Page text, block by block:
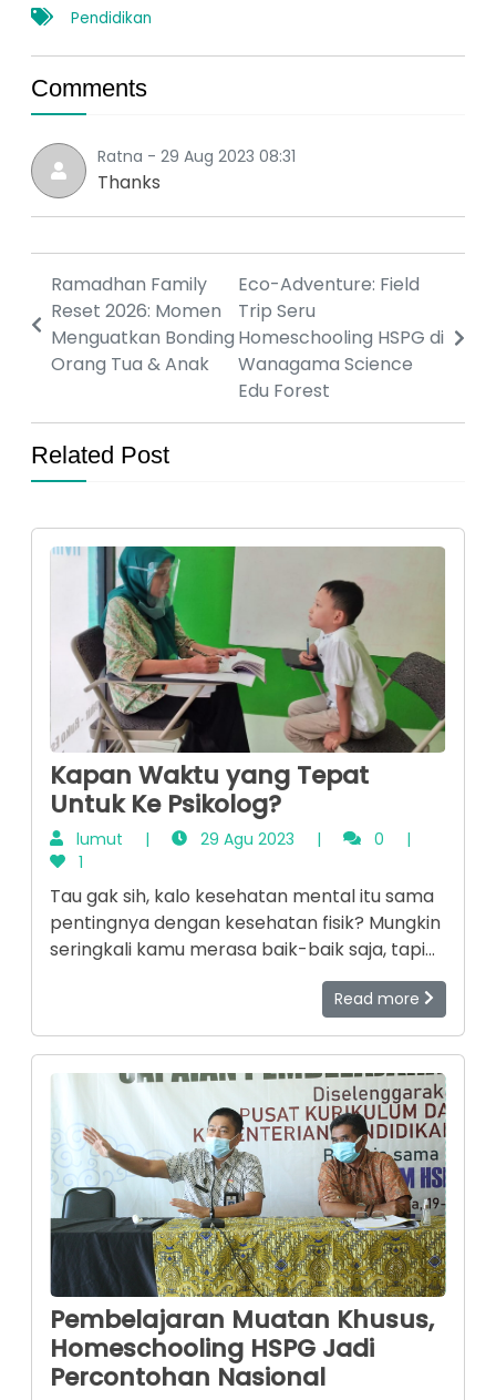
Pendidikan
Comments
Ratna - 29 Aug 2023 08:31
Thanks
Ramadhan Family
Reset 2026: Momen
Menguatkan Bonding
Orang Tua & Anak
Eco-Adventure: Field
Trip Seru
Homeschooling HSPG di
Wanagama Science
Edu Forest
Related Post
Kapan Waktu yang Tepat
Untuk Ke Psikolog?
lumut | 29 Agu 2023 | 0
|
1
Tau gak sih, kalo kesehatan mental itu sama
pentingnya dengan kesehatan fisik? Mungkin
seringkali kamu merasa baik-baik saja, tapi
tanpa kamu sadari bisa saja sebenarnya
kamu butuh bantuan tenaga profesional
psikolog atau psikiater. Yuuk kita simak
beberapa hal yang menandakan kamu perlu
ke tenaga profesional.
Read more
Pembelajaran Muatan Khusus,
Homeschooling HSPG Jadi
Percontohan Nasional